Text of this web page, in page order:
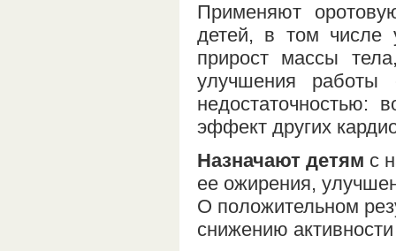
Применяют
детей, в том числе
прирост массы
улучшения работы
недостаточностью:
эффект других
Назначают детям с
ее ожирения,
О положительном
снижению